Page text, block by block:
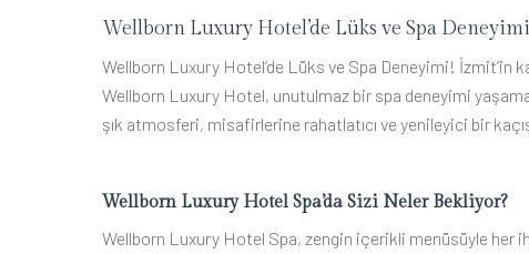
Wellborn Luxury Hotel’de Lüks ve Spa Deneyimi
Wellborn Luxury Hotel’de Lüks ve Spa Deneyimi!
Wellborn Luxury Hotel, unutulmaz bir spa deneyimi
şık atmosferi, misafirlerine rahatlatıcı ve yenileyici bir
Wellborn Luxury Hotel Spa’da Sizi Neler Bekliyor?
Wellborn Luxury Hotel Spa, zengin içerikli menüsüyle her